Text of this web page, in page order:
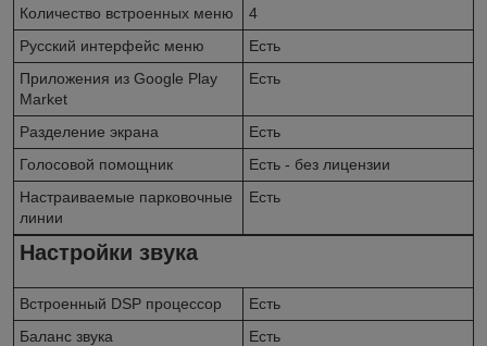
Количество встроенных меню
4
Русский интерфейс меню
Есть
Приложения из Google Play
Market
Есть
Разделение экрана
Есть
Голосовой помощник
Есть - без лицензии
Настраиваемые парковочные
линии
Есть
Настройки звука
Встроенный DSP процессор
Есть
Баланс звука
Есть